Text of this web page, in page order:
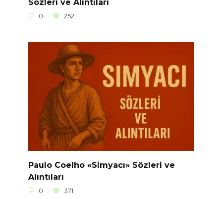
0 252
Paulo Coelho «Simyacı» Sözleri ve
Alıntıları
0 371